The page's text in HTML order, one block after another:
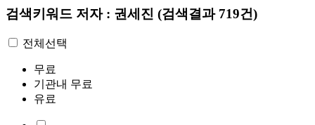
검색키워드 저자 : 권세진 (검색결과 719건)
전체선택
무료
기관내 무료
유료